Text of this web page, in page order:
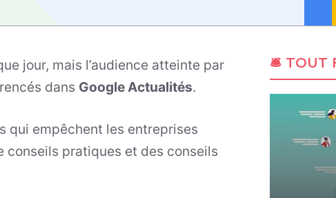
jour, mais l’audience atteinte par
dans Google Actualités.
qui empêchent les entreprises
conseils pratiques et des conseils
🛎 TOUT